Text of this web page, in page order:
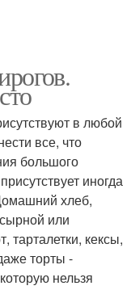
в любой
все, что
большого
иногда
хлеб,
или
тарталетки, кексы,
торты -
нельзя